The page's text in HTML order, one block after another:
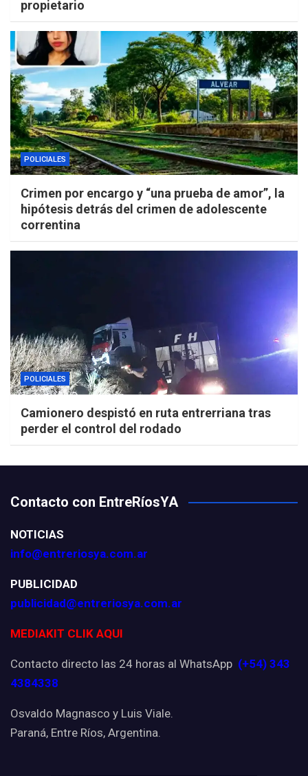
propietario
POLICIALES
Crimen por encargo y “una prueba de amor”, la
hipótesis detrás del crimen de adolescente
correntina
POLICIALES
Camionero despistó en ruta entrerriana tras
perder el control del rodado
Contacto con EntreRíosYA
NOTICIAS
info@entreriosya.com.ar
PUBLICIDAD
publicidad@entreriosya.com.ar
MEDIAKIT CLIK AQUI
Contacto directo las 24 horas al WhatsApp (+54) 343
4384338
Osvaldo Magnasco y Luis Viale.
Paraná, Entre Ríos, Argentina.